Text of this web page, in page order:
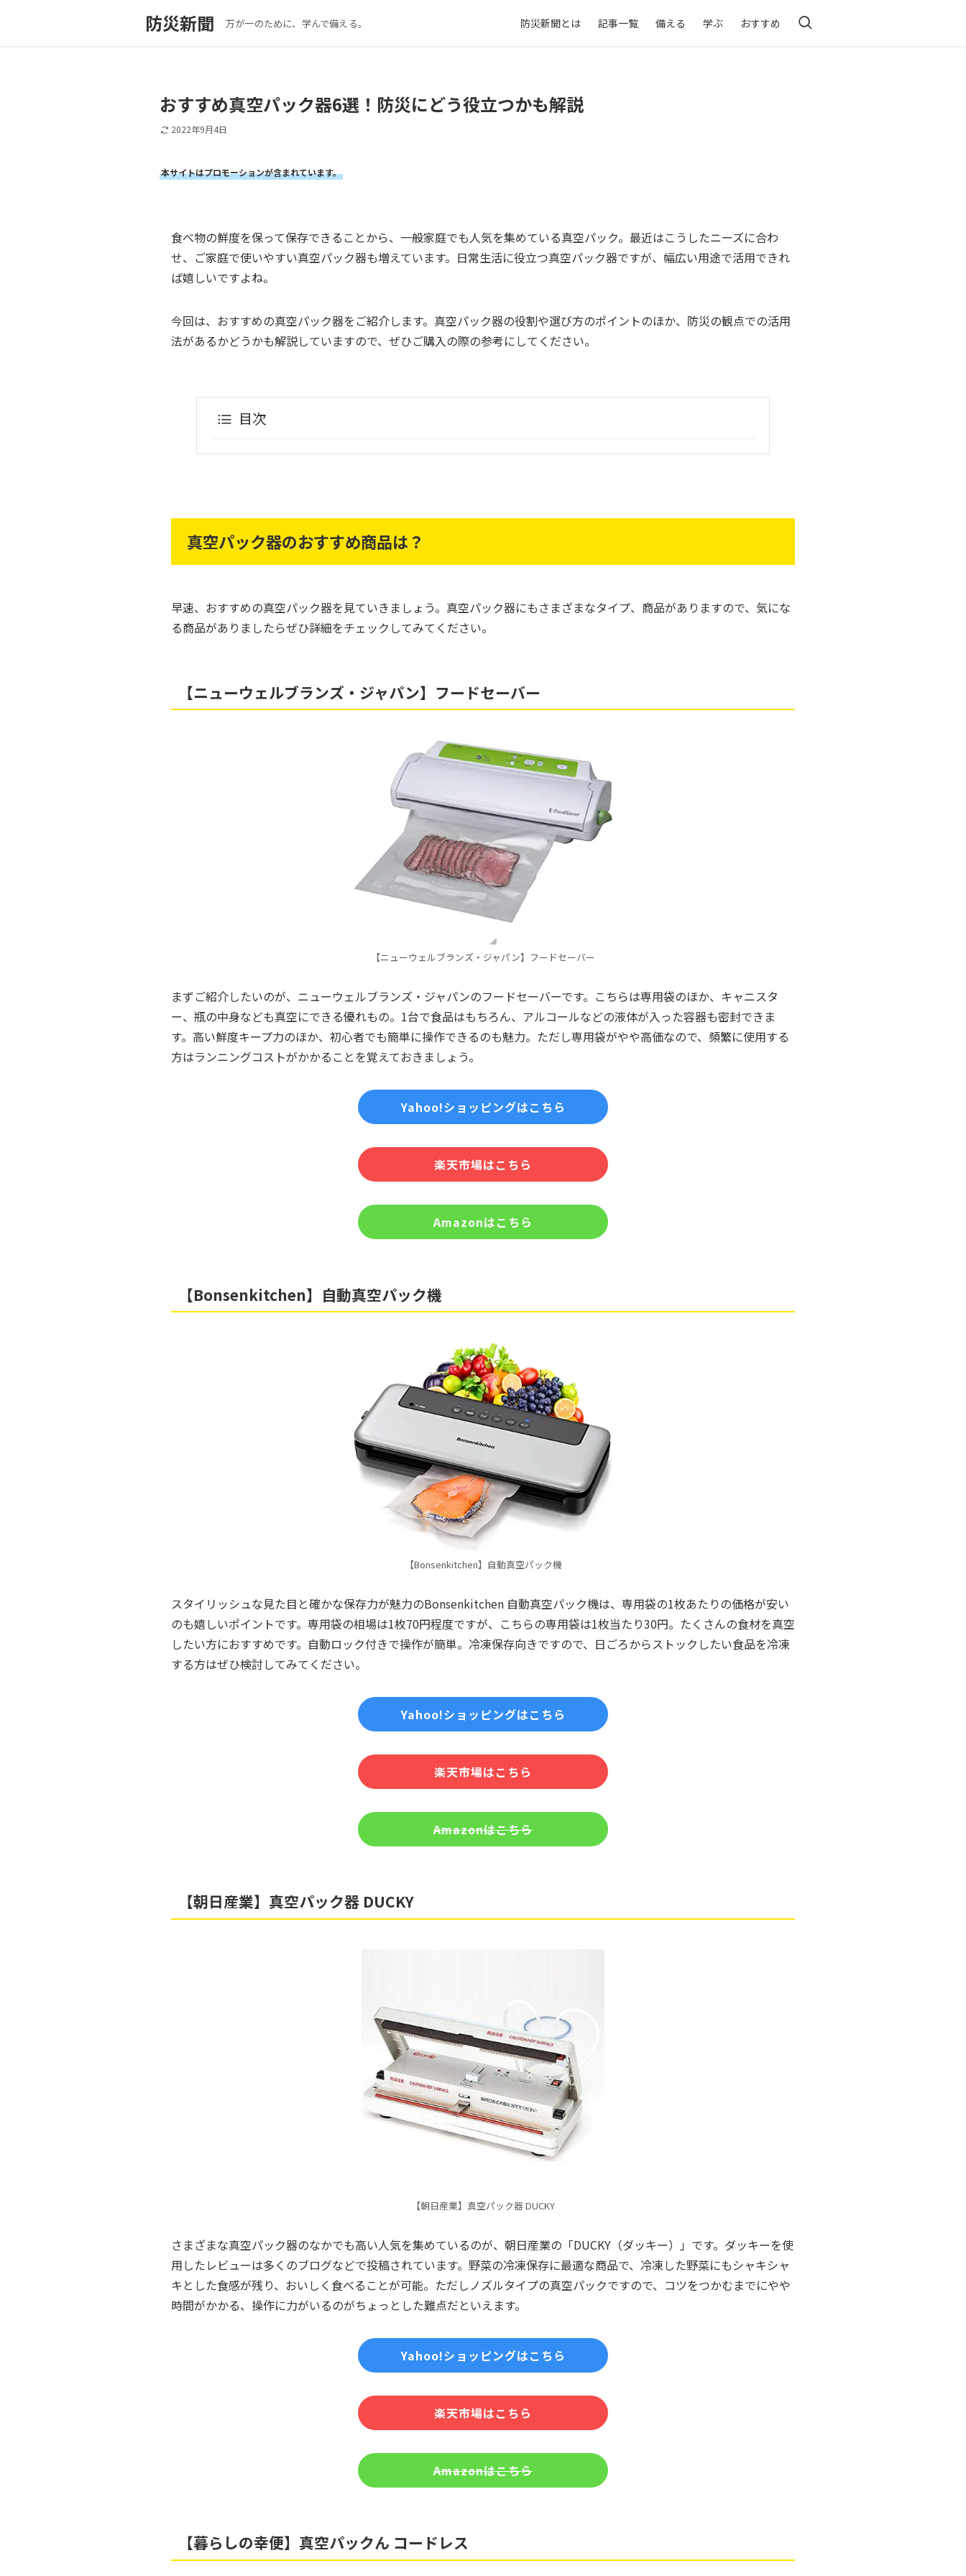
防災新聞 万が一のために、学んで備える。 防災新聞とは 記事一覧 備える 学ぶ おすすめ
おすすめ真空パック器6選！防災にどう役立つかも解説
2022年9月4日
本サイトはプロモーションが含まれています。
食べ物の鮮度を保って保存できることから、一般家庭でも人気を集めている真空パック。最近はこうしたニーズに合わ
せ、ご家庭で使いやすい真空パック器も増えています。日常生活に役立つ真空パック器ですが、幅広い用途で活用できれ
ば嬉しいですよね。
今回は、おすすめの真空パック器をご紹介します。真空パック器の役割や選び方のポイントのほか、防災の観点での活用
法があるかどうかも解説していますので、ぜひご購入の際の参考にしてください。
目次
真空パック器のおすすめ商品は？
早速、おすすめの真空パック器を見ていきましょう。真空パック器にもさまざまなタイプ、商品がありますので、気にな
る商品がありましたらぜひ詳細をチェックしてみてください。
【ニューウェルブランズ・ジャパン】フードセーバー
【ニューウェルブランズ・ジャパン】フードセーバー
まずご紹介したいのが、ニューウェルブランズ・ジャパンのフードセーバーです。こちらは専用袋のほか、キャニスタ
ー、瓶の中身なども真空にできる優れもの。1台で食品はもちろん、アルコールなどの液体が入った容器も密封できま
す。高い鮮度キープ力のほか、初心者でも簡単に操作できるのも魅力。ただし専用袋がやや高価なので、頻繁に使用する
方はランニングコストがかかることを覚えておきましょう。
Yahoo!ショッピングはこちら
楽天市場はこちら
Amazonはこちら
【Bonsenkitchen】自動真空パック機
【Bonsenkitchen】自動真空パック機
スタイリッシュな見た目と確かな保存力が魅力のBonsenkitchen 自動真空パック機は、専用袋の1枚あたりの価格が安い
のも嬉しいポイントです。専用袋の相場は1枚70円程度ですが、こちらの専用袋は1枚当たり30円。たくさんの食材を真空
したい方におすすめです。自動ロック付きで操作が簡単。冷凍保存向きですので、日ごろからストックしたい食品を冷凍
する方はぜひ検討してみてください。
Yahoo!ショッピングはこちら
楽天市場はこちら
Amazonはこちら
【朝日産業】真空パック器 DUCKY
【朝日産業】真空パック器 DUCKY
さまざまな真空パック器のなかでも高い人気を集めているのが、朝日産業の「DUCKY（ダッキー）」です。ダッキーを使
用したレビューは多くのブログなどで投稿されています。野菜の冷凍保存に最適な商品で、冷凍した野菜にもシャキシャ
キとした食感が残り、おいしく食べることが可能。ただしノズルタイプの真空パックですので、コツをつかむまでにやや
時間がかかる、操作に力がいるのがちょっとした難点だといえます。
Yahoo!ショッピングはこちら
楽天市場はこちら
Amazonはこちら
【暮らしの幸便】真空パックん コードレス